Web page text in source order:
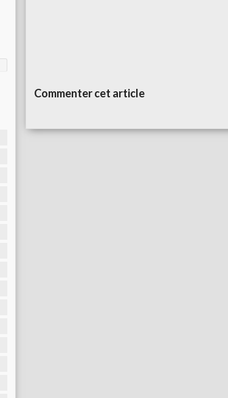
Commenter cet article